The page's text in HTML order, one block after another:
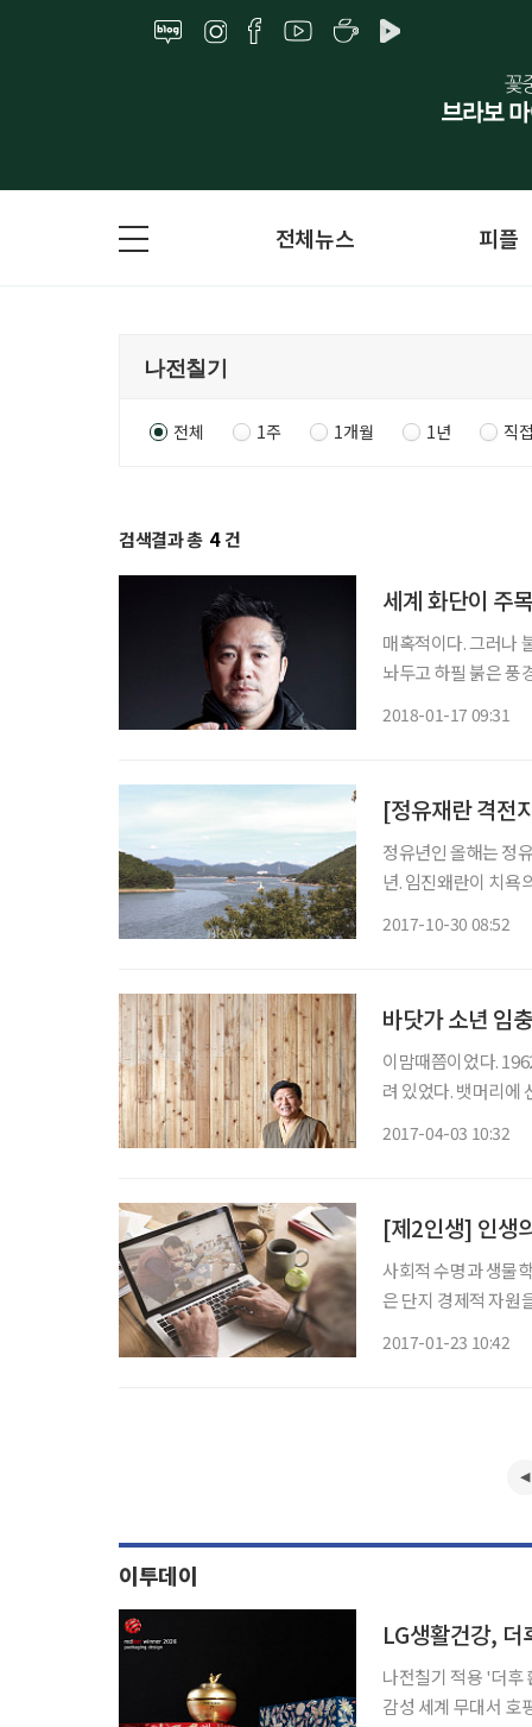
전체뉴스 피플
전체 1주 1개월 1년 직
검색결과 총 4 건
세계 화단이 주
매혹적이다. 그러나
놔두고 하필 붉은 풍
2018-01-17 09:31
[정유재란 격전
정유년인 올해는 정
년. 임진왜란이 치욕의 역사였다면, 정유재란은 왜군이 충남 이북에 발도 못 붙인 구국승전의
2017-10-30 08:52
바닷가 소년 임
이맘때쯤이었다.
려 있었다. 뱃머리에
2017-04-03 10:32
[제2인생] 인생
사회적 수명과 생물
은 단지 경제적 자원
2017-01-23 10:42
이투데이
LG생활건강,
나전칠기 적용 '더
감성 세계 무대서 호평 LG생활건강은 세계 3대 디자인상인 '레드닷 디자인 어워드